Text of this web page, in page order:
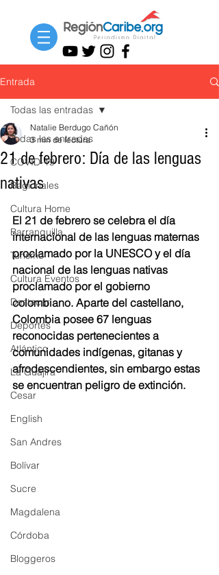
Entrada
Todas las entradas
COVID-19
Regionales
Cultura Home
Barranquilla
Turismo
Cultura Eventos
Destacar
Deportes
Atlántico
La Guajira
Cesar
English
San Andres
Bolívar
Sucre
Magdalena
Córdoba
Bloggeros
Todas las entradas
21 de febrero: Día de las lenguas
nativas
Natalie Berdugo Cañón
3 min de lectura
El 21 de febrero se celebra el día
internacional de las lenguas maternas
proclamado por la UNESCO y el día
nacional de las lenguas nativas
proclamado por el gobierno
colombiano. Aparte del castellano,
Colombia posee 67 lenguas
reconocidas pertenecientes a
comunidades indígenas, gitanas y
afrodescendientes, sin embargo estas
se encuentran peligro de extinción.